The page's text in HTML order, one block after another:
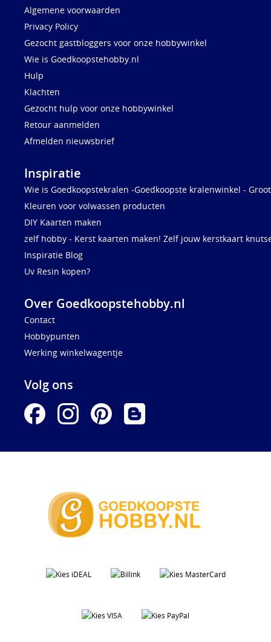
Algemene voorwaarden
Privacy Policy
Gezocht gastbloggers voor onze hobbywinkel
Wie is Goedkoopstehobby.nl
Hulp
Klachten
Gezocht hulp voor onze hobbywinkel
Retour aanmelden
Afmelden nieuwsbrief
Inspiratie
Wie is Goedkoopstekralen -Goedkoopste kralenwinkel -
Kleuren voor volwassen producten
DIY Kaarten maken
zelf hobby - Kerst kaarten maken! Zelf jouw kerstkaart
Inspiratie Blog
Uv Resin kopen?
Over Goedkoopstehobby.nl
Contact
Hobbypunten
Werking winkelwagentje
Volg ons